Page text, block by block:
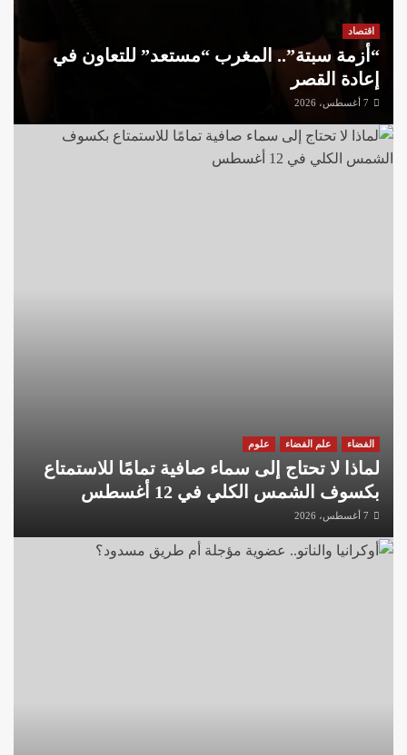
اقتصاد
“أزمة سبتة”.. المغرب “مستعد” للتعاون في
إعادة القصر
7 أغسطس، 2026
الفضاء علم الفضاء علوم
لماذا لا تحتاج إلى سماء صافية تمامًا للاستمتاع
بكسوف الشمس الكلي في 12 أغسطس
7 أغسطس، 2026